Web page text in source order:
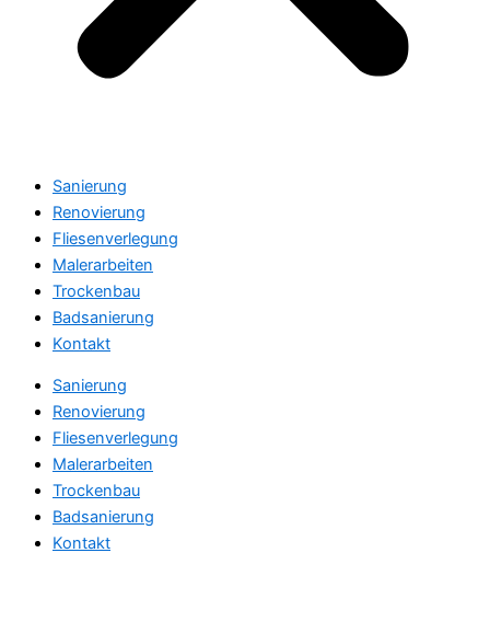
Sanierung
Renovierung
Fliesenverlegung
Malerarbeiten
Trockenbau
Badsanierung
Kontakt
Sanierung
Renovierung
Fliesenverlegung
Malerarbeiten
Trockenbau
Badsanierung
Kontakt